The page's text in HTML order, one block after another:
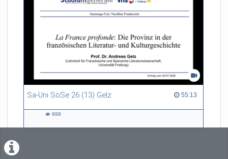
Sa-Uni SoSe 26 (13) Gelz 55:13
55:13 duration
999